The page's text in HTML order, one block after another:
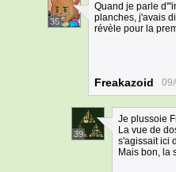
35
Quand je parle
planches, j'avais
révèle pour la
Freakazoid
39
Je plussoie
La vue de
s'agissait ici
Mais bon, la